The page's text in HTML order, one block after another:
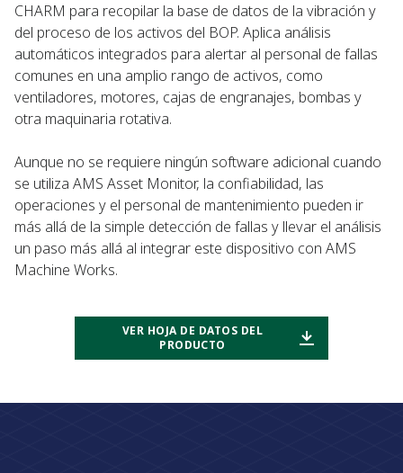
CHARM para recopilar la base de datos de la vibración y
del proceso de los activos del BOP. Aplica análisis
automáticos integrados para alertar al personal de fallas
comunes en una amplio rango de activos, como
ventiladores, motores, cajas de engranajes, bombas y
otra maquinaria rotativa.
Aunque no se requiere ningún software adicional cuando
se utiliza AMS Asset Monitor, la confiabilidad, las
operaciones y el personal de mantenimiento pueden ir
más allá de la simple detección de fallas y llevar el análisis
un paso más allá al integrar este dispositivo con AMS
Machine Works.
VER HOJA DE DATOS DEL
PRODUCTO